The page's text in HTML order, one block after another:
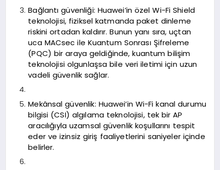
Bağlantı güvenliği: Huawei’in özel Wi-Fi Shield
teknolojisi, fiziksel katmanda paket dinleme
riskini ortadan kaldırır. Bunun yanı sıra, uçtan
uca MACsec ile Kuantum Sonrası Şifreleme
(PQC) bir araya geldiğinde, kuantum bilişim
teknolojisi olgunlaşsa bile veri iletimi için uzun
vadeli güvenlik sağlar.
Mekânsal güvenlik: Huawei’in Wi-Fi kanal durumu
bilgisi (CSI) algılama teknolojisi, tek bir AP
aracılığıyla uzamsal güvenlik koşullarını tespit
eder ve izinsiz giriş faaliyetlerini saniyeler içinde
belirler.